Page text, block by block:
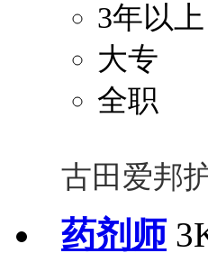
3年以上
大专
全职
古田爱邦
药剂师